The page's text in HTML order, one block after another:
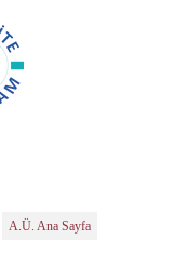
A.Ü. Ana Sayfa